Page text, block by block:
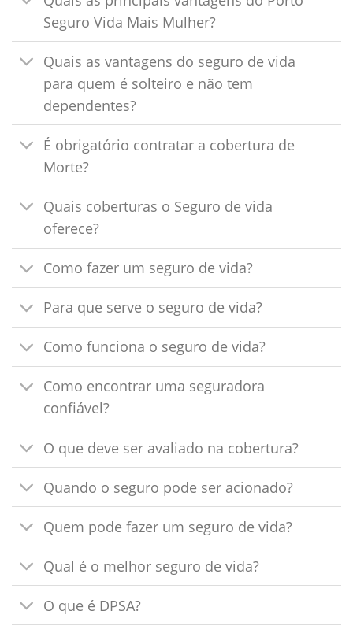
Seguro Vida Mais Mulher?
Quais as vantagens do seguro de vida
para quem é solteiro e não tem
dependentes?
É obrigatório contratar a cobertura de
Morte?
Quais coberturas o Seguro de vida
oferece?
Como fazer um seguro de vida?
Para que serve o seguro de vida?
Como funciona o seguro de vida?
Como encontrar uma seguradora
confiável?
O que deve ser avaliado na cobertura?
Quando o seguro pode ser acionado?
Quem pode fazer um seguro de vida?
Qual é o melhor seguro de vida?
O que é DPSA?